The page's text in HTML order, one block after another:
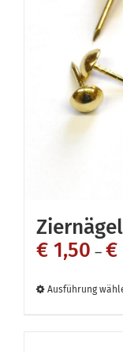
Ziernägel
€ 1,50 – €
Ausführung